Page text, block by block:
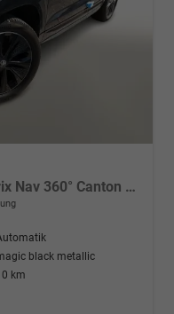
Sportline DSG 4x4 Sportl Matrix Nav 360° Canton ACC
black metallic
km